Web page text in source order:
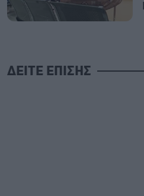
ΔΕΙΤΕ ΕΠΙΣΗΣ